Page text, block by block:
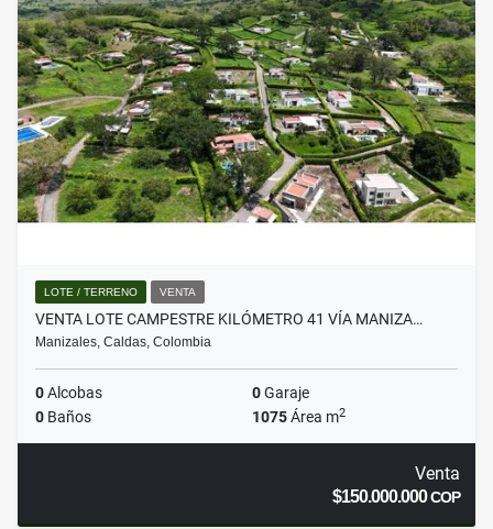
LOTE / TERRENO VENTA
VENTA LOTE CAMPESTRE KILÓMETRO 41 VÍA MANIZA…
Manizales, Caldas, Colombia
0Alcobas 0Garaje
0 Baños 1075Área m2
Venta
$150.000.000COP